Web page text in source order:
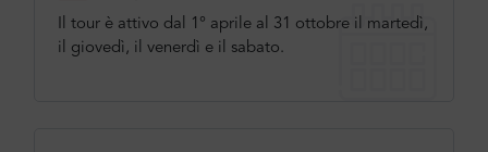
Il tour è attivo dal 1° aprile al 31 ottobre il martedì,
il giovedì, il venerdì e il sabato.